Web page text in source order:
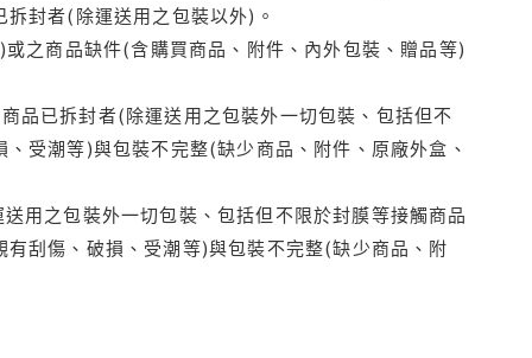
封者(除運送用之包裝以外)。
之商品缺件(含購買商品、附件、內外包裝、贈品等)
品已拆封者(除運送用之包裝外一切包裝、包括但不
受潮等)與包裝不完整(缺少商品、附件、原廠外盒、
用之包裝外一切包裝、包括但不限於封膜等接觸商品
刮傷、破損、受潮等)與包裝不完整(缺少商品、附